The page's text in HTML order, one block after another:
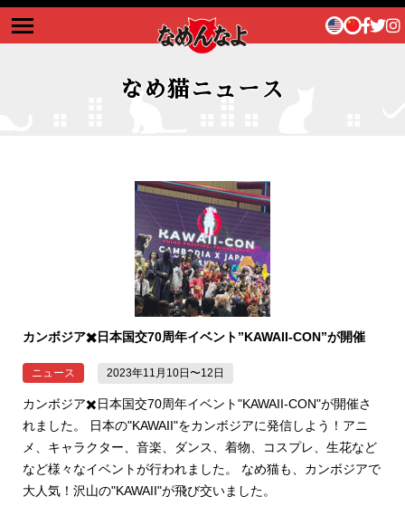
なめ猫について グッズ販売
会社概要 お問い合わせ
なめ猫ニュース
カンボジア✖️日本国交70周年イベント”KAWAII-CON”が開催
ニュース 2023年11月10日〜12日
カンボジア✖️日本国交70周年イベント"KAWAII-CON"が開催さ
れました。 日本の"KAWAII"をカンボジアに発信しよう！アニ
メ、キャラクター、音楽、ダンス、着物、コスプレ、生花など
など様々なイベントが行われました。 なめ猫も、カンボジアで
大人気！沢山の"KAWAII"が飛び交いました。